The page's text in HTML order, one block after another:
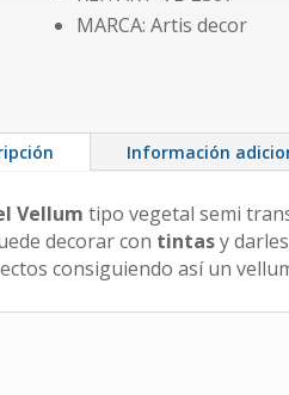
MARCA: Artis decor
Información
Vellum tipo vegetal semi
decorar con tintasy
consiguiendo así un